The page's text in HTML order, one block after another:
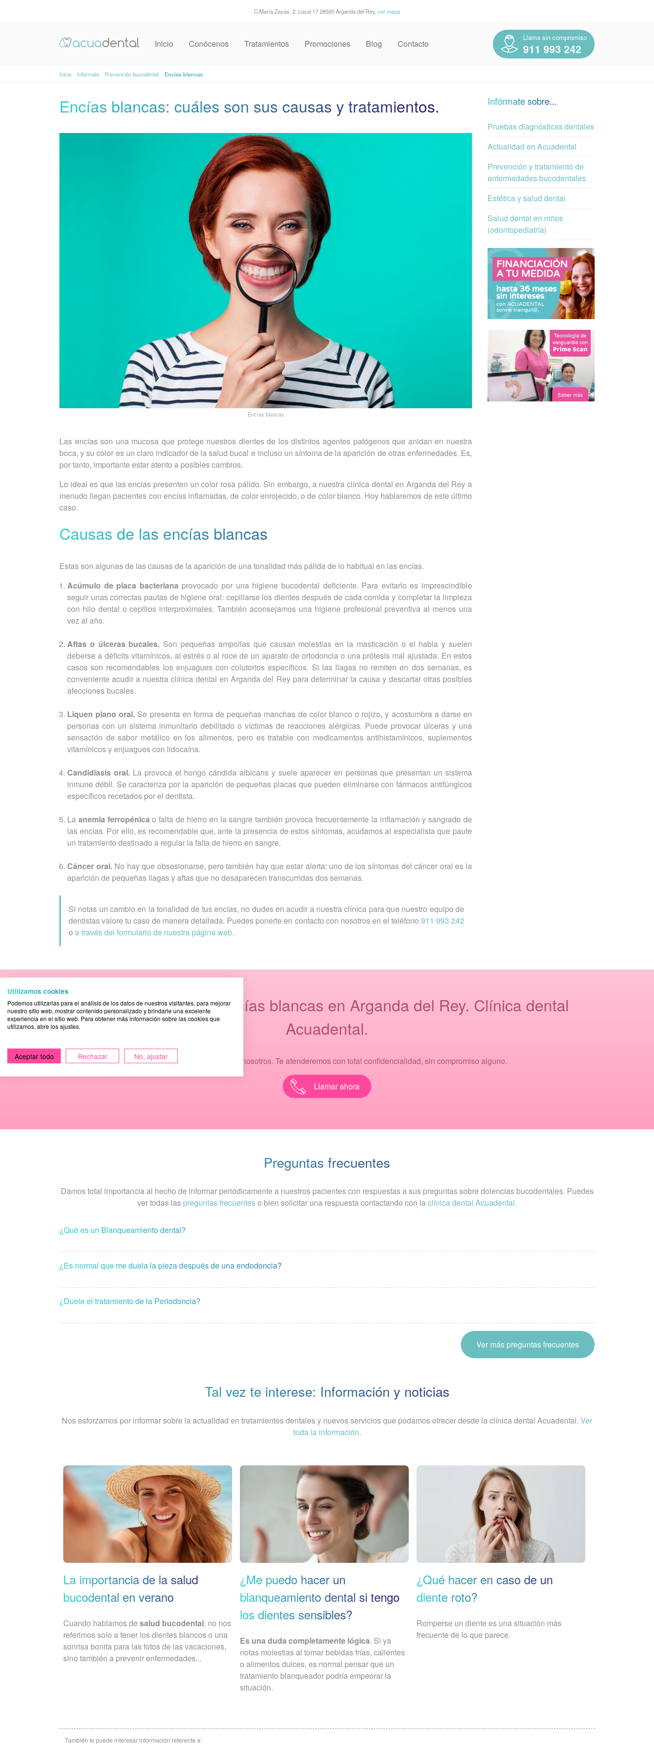
C/María Zayas, 2. Local 17 28500 Arganda del Rey, ver mapa
Inicio Conócenos Tratamientos Promociones Blog Contacto
Llama sin compromiso
911 993 242
Inicio Infórmate Prevención bucodental Encías blancas
Encías blancas: cuáles son sus causas y tratamientos.
Encías blancas
Las encías son una mucosa que protege nuestros dientes de los distintos agentes patógenos que anidan en nuestra
boca, y su color es un claro indicador de la salud bucal e incluso un síntoma de la aparición de otras enfermedades. Es,
por tanto, importante estar atento a posibles cambios.
Lo ideal es que las encías presenten un color rosa pálido. Sin embargo, a nuestra clínica dental en Arganda del Rey a
menudo llegan pacientes con encías inflamadas, de color enrojecido, o de color blanco. Hoy hablaremos de este último
caso.
Causas de las encías blancas
Estas son algunas de las causas de la aparición de una tonalidad más pálida de lo habitual en las encías.
Acúmulo de placa bacteriana provocado por una higiene bucodental deficiente. Para evitarlo es imprescindible
seguir unas correctas pautas de higiene oral: cepillarse los dientes después de cada comida y completar la limpieza
con hilo dental o cepillos interproximales. También aconsejamos una higiene profesional preventiva al menos una
vez al año.
Aftas o úlceras bucales. Son pequeñas ampollas que causan molestias en la masticación o el habla y suelen
deberse a déficits vitamínicos, al estrés o al roce de un aparato de ortodoncia o una prótesis mal ajustada. En estos
casos son recomendables los enjuagues con colutorios específicos. Si las llagas no remiten en dos semanas, es
conveniente acudir a nuestra clínica dental en Arganda del Rey para determinar la causa y descartar otras posibles
afecciones bucales.
Liquen plano oral. Se presenta en forma de pequeñas manchas de color blanco o rojizo, y acostumbra a darse en
personas con un sistema inmunitario debilitado o víctimas de reacciones alérgicas. Puede provocar úlceras y una
sensación de sabor metálico en los alimentos, pero es tratable con medicamentos antihistamínicos, suplementos
vitamínicos y enjuagues con lidocaína.
Candidiasis oral.La provoca el hongo cándida albicans y suele aparecer en personas que presentan un sistema
inmune débil. Se caracteriza por la aparición de pequeñas placas que pueden eliminarse con fármacos antifúngicos
específicos recetados por el dentista.
La anemia ferropénica o falta de hierro en la sangre también provoca frecuentemente la inflamación y sangrado de
las encías. Por ello, es recomendable que, ante la presencia de estos síntomas, acudamos al especialista que paute
un tratamiento destinado a regular la falta de hierro en sangre.
Cáncer oral.No hay que obsesionarse, pero también hay que estar alerta: uno de los síntomas del cáncer oral es la
aparición de pequeñas llagas y aftas que no desaparecen transcurridas dos semanas.
Si notas un cambio en la tonalidad de tus encías, no dudes en acudir a nuestra clínica para que nuestro equipo de
dentistas valore tu caso de manera detallada. Puedes ponerte en contacto con nosotros en el teléfono 911 993 242
o a través del formulario de nuestra página web.
Infórmate sobre...
Pruebas diagnósticas dentales
Actualidad en Acuadental
Prevención y tratamiento de
enfermedades bucodentales
Estética y salud dental
Salud dental en niños
(odontopediatría)
Tratamiento de las encías blancas en Arganda del Rey. Clínica dental
Acuadental.
No dudes en contactar con nosotros. Te atenderemos con total confidencialidad, sin compromiso alguno.
Llamar ahora
Preguntas frecuentes
Damos total importancia al hecho de informar periódicamente a nuestros pacientes con respuestas a sus preguntas sobre dolencias bucodentales. Puedes
ver todas las preguntas frecuenteso bien solicitar una respuesta contactando con laclínica dental Acuadental.
¿Qué es un Blanqueamiento dental?
¿Es normal que me duela la pieza después de una endodoncia?
¿Duele el tratamiento de la Periodoncia?
Ver más preguntas frecuentes
Tal vez te interese: Información y noticias
Nos esforzamos por informar sobre la actualidad en tratamientos dentales y nuevos servicios que podamos ofrecer desde la clínica dental Acuadental. Ver
toda la información.
La importancia de la salud
bucodental en verano
Cuando hablamos de salud bucodental, no nos
referimos solo a tener los dientes blancos o una
sonrisa bonita para las fotos de las vacaciones,
sino también a prevenir enfermedades...
¿Me puedo hacer un
blanqueamiento dental si tengo
los dientes sensibles?
Es una duda completamente lógica. Si ya
notas molestias al tomar bebidas frías, calientes
o alimentos dulces, es normal pensar que un
tratamiento blanqueador podría empeorar la
situación.
¿Qué hacer en caso de un
diente roto?
Romperse un diente es una situación más
frecuente de lo que parece.
También te puede interesar información referente a:
Utilizamos cookies
Podemos utilizarlas para el análisis de los datos de nuestros visitantes, para mejorar
nuestro sitio web, mostrar contenido personalizado y brindarle una excelente
experiencia en el sitio web. Para obtener más información sobre las cookies que
utilizamos, abre los ajustes.
Aceptar todo Rechazar No, ajustar